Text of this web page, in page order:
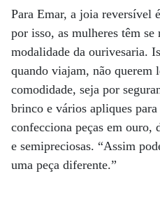
Para Emar, a joia reversível
por isso, as mulheres têm se
modalidade da ourivesaria.
quando viajam, não querem
comodidade, seja por
brinco e vários apliques
confecciona peças em ouro,
e semipreciosas. “Assim
uma peça diferente.”